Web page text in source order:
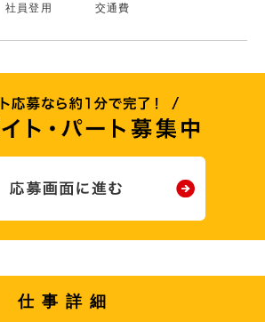
社員登用 交通費
仕事詳細